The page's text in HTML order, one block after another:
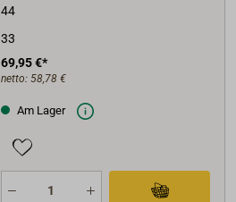
44
33
69,95 €*
netto: 58,78 €
Am Lager